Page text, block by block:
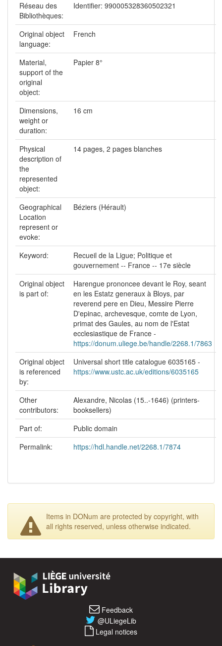
Réseau des
Bibliothèques:
Identifier: 990005328360502321
Original object
language:
French
Material,
support of the
original
object:
Papier 8°
Dimensions,
weight or
duration:
16 cm
Physical
description of
the
represented
object:
14 pages, 2 pages blanches
Geographical
Location
represent or
evoke:
Béziers (Hérault)
Keyword:
Recueil de la Ligue; Politique et
gouvernement -- France -- 17e siècle
Original object
is part of:
Harengue prononcee devant le Roy, seant
en les Estatz generaux à Bloys, par
reverend pere en Dieu, Messire Pierre
D'epinac, archevesque, comte de Lyon,
primat des Gaules, au nom de l'Estat
ecclesiastique de France -
https://donum.uliege.be/handle/2268.1/7863
Original object
is referenced
by:
Universal short title catalogue 6035165 -
https://www.ustc.ac.uk/editions/6035165
Other
contributors:
Alexandre, Nicolas (15..-1646) (printers-
booksellers)
Part of:
Public domain
Permalink:
https://hdl.handle.net/2268.1/7874
Items in DONum are protected by copyright, with
all rights reserved, unless otherwise indicated.
Feedback
@ULiegeLib
Legal notices